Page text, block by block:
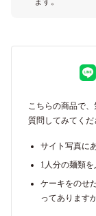
こちらの商品で
質問してみてくだ
サイト写真に
1人分の麺類
ケーキをのせ
ってあります